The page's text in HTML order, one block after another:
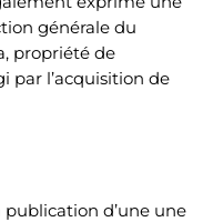
générale du
propriété de
par l’acquisition de
d’une une